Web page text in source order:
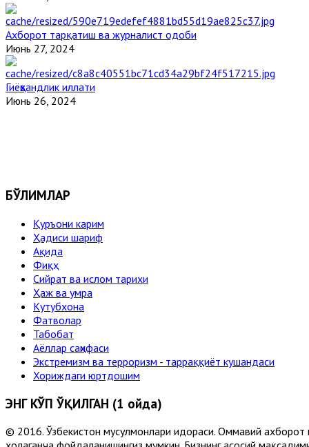
Ахборот тарқатиш ва журналист одоби
Июнь 27, 2024
Гиёҳвандлик иллати
Июнь 26, 2024
БЎЛИМЛАР
Қуръони карим
Ҳадиси шариф
Ақида
Фиқҳ
Сийрат ва ислом тарихи
Ҳаж ва умра
Кутубхона
Фатволар
Табобат
Аёллар саҳифаси
Экстремизм ва терроризм - тарраққиёт кушандаси
Хориждаги юртдошим
ЭНГ КЎП ЎҚИЛГАН (1 ойда)
© 2016. Ўзбекистон мусулмонлари идораси. Оммавий ахборот